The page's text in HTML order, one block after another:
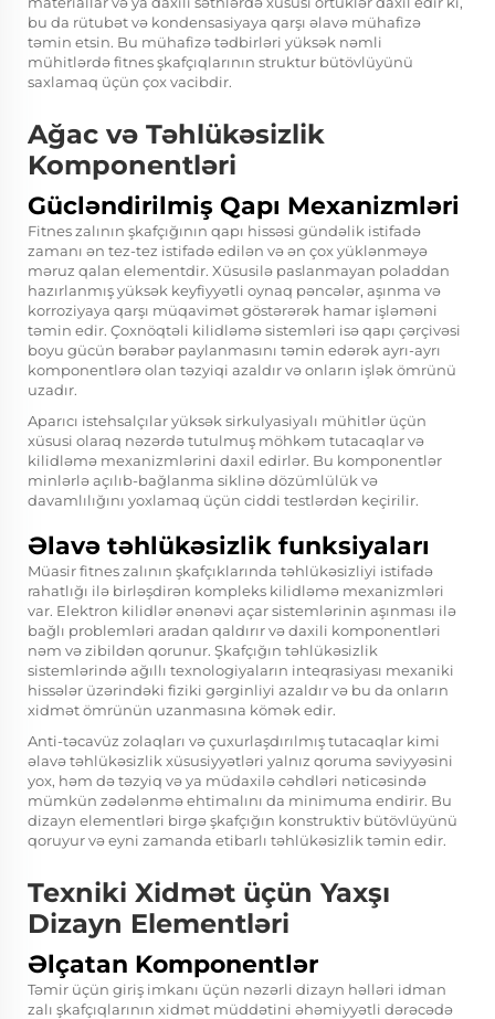
bu da rütubət və kondensasiyaya qarşı əlavə mühafizə
təmin etsin. Bu mühafizə tədbirləri yüksək nəmli
mühitlərdə fitnes şkafçıqlarının struktur bütövlüyünü
saxlamaq üçün çox vacibdir.
Ağac və Təhlükəsizlik
Komponentləri
Gücləndirilmiş Qapı Mexanizmləri
Fitnes zalının şkafçığının qapı hissəsi gündəlik istifadə
zamanı ən tez-tez istifadə edilən və ən çox yüklənməyə
məruz qalan elementdir. Xüsusilə paslanmayan poladdan
hazırlanmış yüksək keyfiyyətli oynaq pəncələr, aşınma və
korroziyaya qarşı müqavimət göstərərək hamar işləməni
təmin edir. Çoxnöqtəli kilidləmə sistemləri isə qapı çərçivəsi
boyu gücün bərabər paylanmasını təmin edərək ayrı-ayrı
komponentlərə olan təzyiqi azaldır və onların işlək ömrünü
uzadır.
Aparıcı istehsalçılar yüksək sirkulyasiyalı mühitlər üçün
xüsusi olaraq nəzərdə tutulmuş möhkəm tutacaqlar və
kilidləmə mexanizmlərini daxil edirlər. Bu komponentlər
minlərlə açılıb-bağlanma siklinə dözümlülük və
davamlılığını yoxlamaq üçün ciddi testlərdən keçirilir.
Əlavə təhlükəsizlik funksiyaları
Müasir fitnes zalının şkafçıklarında təhlükəsizliyi istifadə
rahatlığı ilə birləşdirən kompleks kilidləmə mexanizmləri
var. Elektron kilidlər ənənəvi açar sistemlərinin aşınması ilə
bağlı problemləri aradan qaldırır və daxili komponentləri
nəm və zibildən qorunur. Şkafçığın təhlükəsizlik
sistemlərində ağıllı texnologiyaların inteqrasiyası mexaniki
hissələr üzərindəki fiziki gərginliyi azaldır və bu da onların
xidmət ömrünün uzanmasına kömək edir.
Anti-təcavüz zolaqları və çuxurlaşdırılmış tutacaqlar kimi
əlavə təhlükəsizlik xüsusiyyətləri yalnız qoruma səviyyəsini
yox, həm də təzyiq və ya müdaxilə cəhdləri nəticəsində
mümkün zədələnmə ehtimalını da minimuma endirir. Bu
dizayn elementləri birgə şkafçığın konstruktiv bütövlüyünü
qoruyur və eyni zamanda etibarlı təhlükəsizlik təmin edir.
Texniki Xidmət üçün Yaxşı
Dizayn Elementləri
Əlçatan Komponentlər
Təmir üçün giriş imkanı üçün nəzərli dizayn həlləri idman
zalı şkafçıqlarının xidmət müddətini əhəmiyyətli dərəcədə